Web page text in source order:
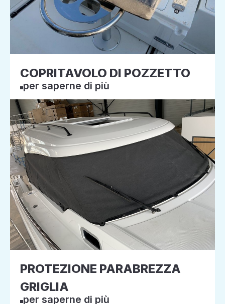
COPRITAVOLO DI POZZETTO
per saperne di più
PROTEZIONE PARABREZZA
GRIGLIA
per saperne di più